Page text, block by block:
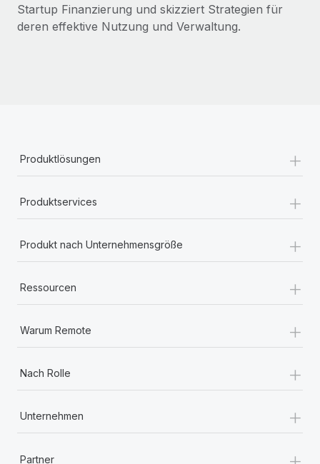
Startup Finanzierung und skizziert Strategien für
deren effektive Nutzung und Verwaltung.
Produktlösungen +
Produktservices +
Produkt nach Unternehmensgröße +
Ressourcen +
Warum Remote +
Nach Rolle +
Unternehmen +
Partner